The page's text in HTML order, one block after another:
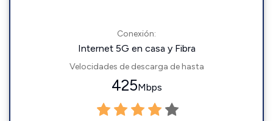
Conexión:
Internet 5G en casa y Fibra
Velocidades de descarga de hasta
425Mbps